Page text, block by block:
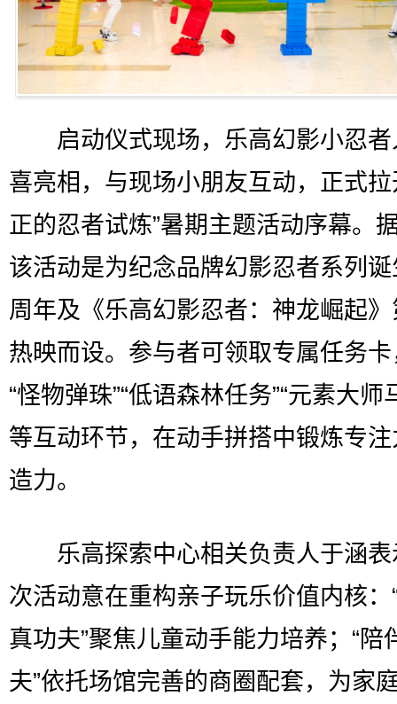
启动仪式现场，乐高幻影小忍者
喜亮相，与现场小朋友互动，正式拉
正的忍者试炼”暑期主题活动序幕。
该活动是为纪念品牌幻影忍者系列
周年及《乐高幻影忍者：神龙崛起
热映而设。参与者可领取专属任务
“怪物弹珠”“低语森林任务”“元素大师
等互动环节，在动手拼搭中锻炼专
造力。
乐高探索中心相关负责人于涵表
次活动意在重构亲子玩乐价值内核：
真功夫”聚焦儿童动手能力培养；“陪
夫”依托场馆完善的商圈配套，为家